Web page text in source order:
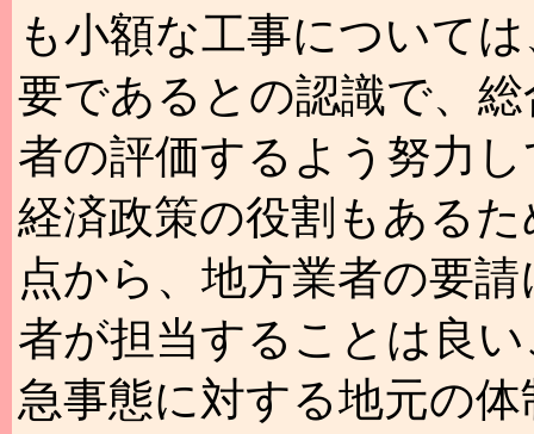
も小額な工事について
要であるとの認識で、
者の評価するよう努力
経済政策の役割もある
点から、地方業者の要
者が担当することは良
急事態に対する地元の